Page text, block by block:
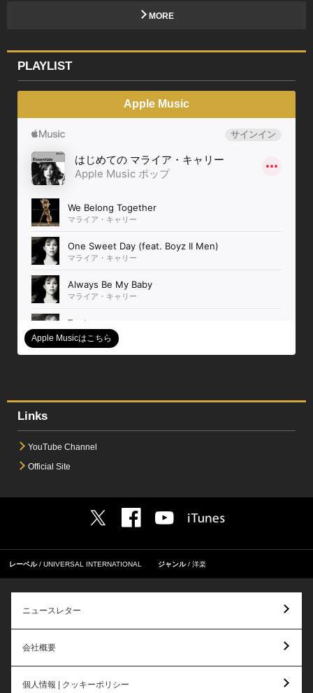
MORE
PLAYLIST
Apple Music
Apple Musicはこちら
Links
YouTube Channel
Official Site
レーベル UNIVERSAL INTERNATIONAL ジャンル 洋楽
ニュースレター
会社概要
個人情報 | クッキーポリシー